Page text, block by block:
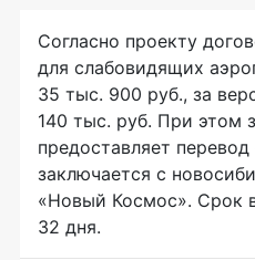
Согласно проекту
для слабовидящих
35 тыс. 900 руб., за
140 тыс. руб. При этом
предоставляет
заключается с
«Новый Космос». Срок
32 дня.